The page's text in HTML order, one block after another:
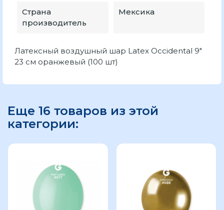
Страна
производитель
Мексика
Латексный воздушный шар Latex Occidental 9"
23 см оранжевый (100 шт)
Еще 16 товаров из этой
категории: